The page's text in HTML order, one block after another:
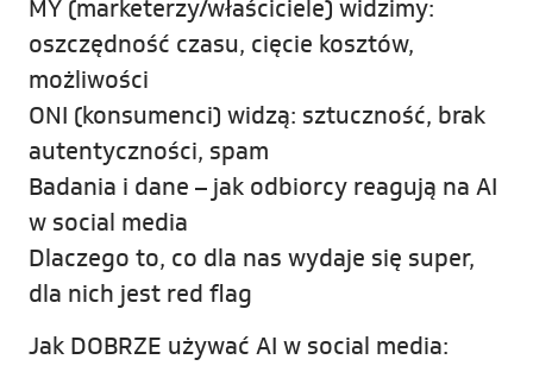
MY (marketerzy/właściciele) widzimy:
oszczędność czasu, cięcie kosztów,
możliwości
ONI (konsumenci) widzą: sztuczność, brak
autentyczności, spam
Badania i dane – jak odbiorcy reagują na AI
w social media
Dlaczego to, co dla nas wydaje się super,
dla nich jest red flag
Jak DOBRZE używać AI w social media: